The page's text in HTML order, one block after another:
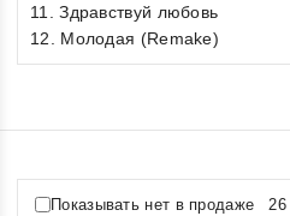
11. Здравствуй любовь
12. Молодая (Remake)
Показывать нет в продаже 26